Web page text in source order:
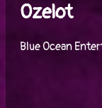
Ozelot
Blue Ocean
Bildergalerie